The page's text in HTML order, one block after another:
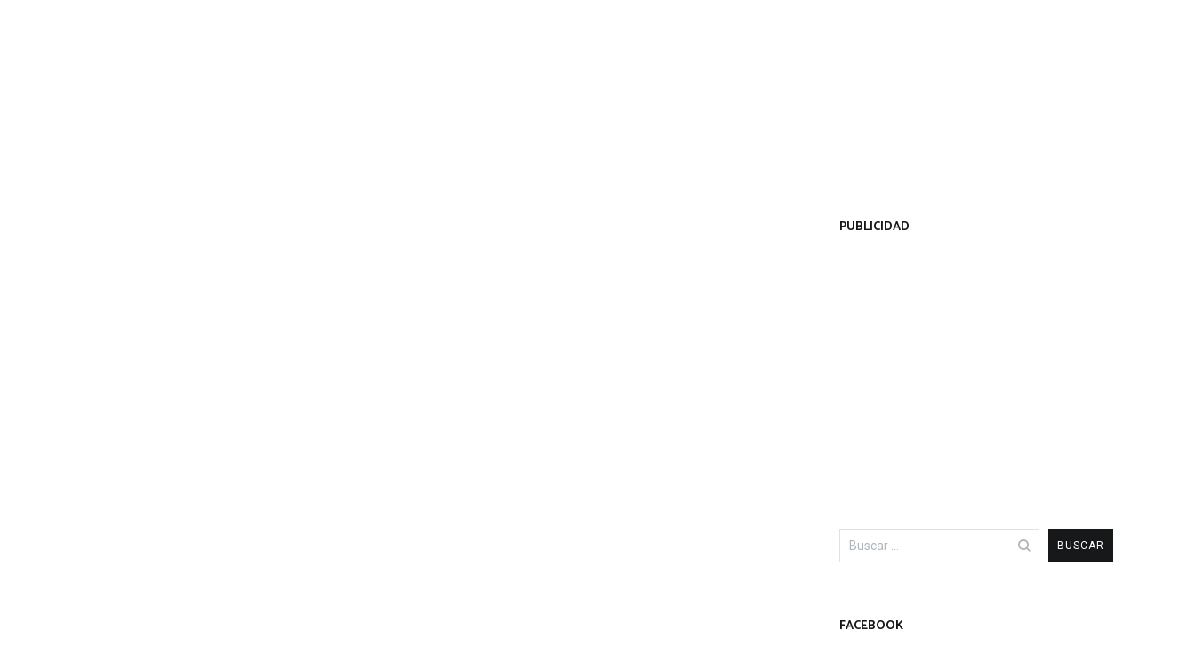
PUBLICIDAD
Buscar:
FACEBOOK